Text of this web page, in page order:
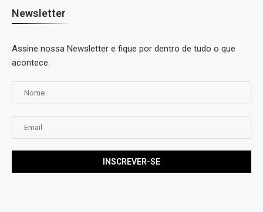
Newsletter
Assine nossa Newsletter e fique por dentro de tudo o que
acontece.